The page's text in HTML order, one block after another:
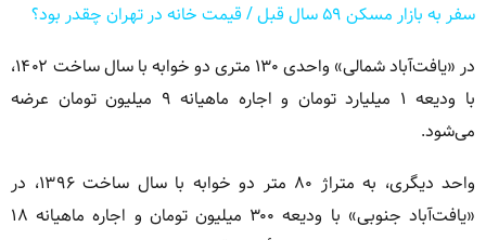
سفر به بازار مسکن ۵۹ سال قبل / قیمت خانه در تهران چقدر بود؟
در «یافت‌آباد شمالی» واحدی ۱۳۰ متری دو خوابه با سال ساخت ۱۴۰۲،
با ودیعه ۱ میلیارد تومان و اجاره ماهیانه ۹ میلیون تومان عرضه
می‌شود.
واحد دیگری، به متراژ ۸۰ متر دو خوابه با سال ساخت ۱۳۹۶، در
«یافت‌آباد جنوبی» با ودیعه ۳۰۰ میلیون تومان و اجاره ماهیانه ۱۸